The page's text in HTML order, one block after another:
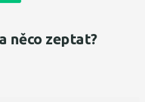
něco zeptat?